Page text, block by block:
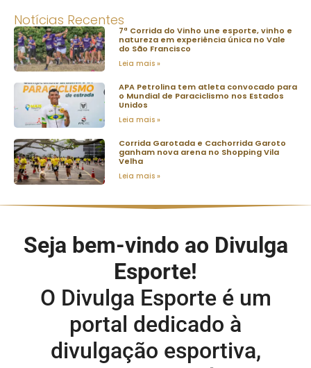
Notícias Recentes
7ª Corrida do Vinho une esporte, vinho e
natureza em experiência única no Vale
do São Francisco
Leia mais »
APA Petrolina tem atleta convocado para
o Mundial de Paraciclismo nos Estados
Unidos
Leia mais »
Corrida Garotada e Cachorrida Garoto
ganham nova arena no Shopping Vila
Velha
Leia mais »
Seja bem-vindo ao Divulga
Esporte!
O Divulga Esporte é um
portal dedicado à
divulgação esportiva,